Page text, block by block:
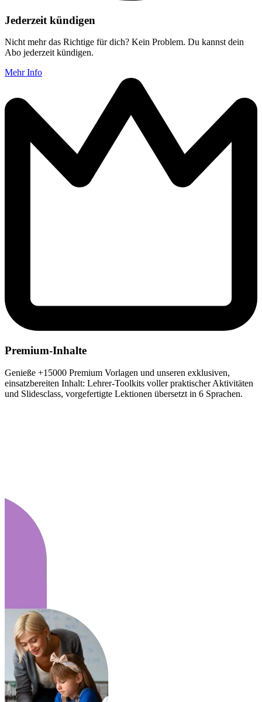
Jederzeit kündigen
Nicht mehr das Richtige für dich? Kein Problem. Du kannst dein
Abo jederzeit kündigen.
Mehr Info
Premium-Inhalte
Genieße +15000 Premium Vorlagen und unseren exklusiven,
einsatzbereiten Inhalt: Lehrer-Toolkits voller praktischer Aktivitäten
und Slidesclass, vorgefertigte Lektionen übersetzt in 6 Sprachen.